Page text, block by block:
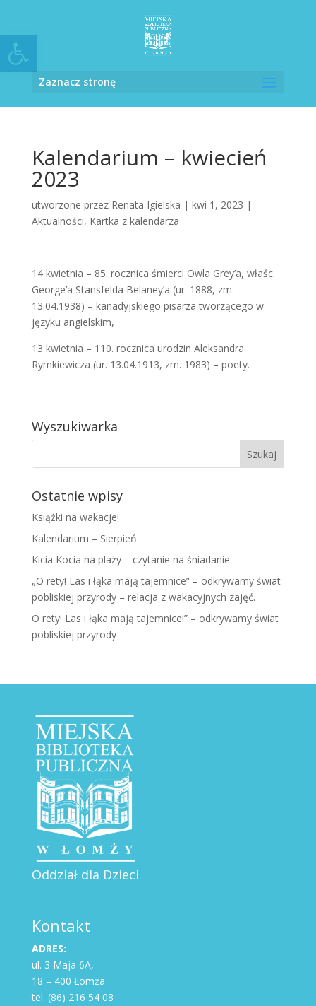
Otwórz pasek narzędzi
Zaznacz stronę
Kalendarium – kwiecień
2023
utworzone przez Renata Igielska | kwi 1, 2023 |
Aktualności, Kartka z kalendarza
14 kwietnia – 85. rocznica śmierci Owla Grey’a, właśc.
George’a Stansfelda Belaney’a (ur. 1888, zm.
13.04.1938) – kanadyjskiego pisarza tworzącego w
języku angielskim,
13 kwietnia – 110. rocznica urodzin Aleksandra
Rymkiewicza (ur. 13.04.1913, zm. 1983) – poety.
Wyszukiwarka
Ostatnie wpisy
Książki na wakacje!
Kalendarium – Sierpień
Kicia Kocia na plaży – czytanie na śniadanie
„O rety! Las i łąka mają tajemnice” – odkrywamy świat
pobliskiej przyrody – relacja z wakacyjnych zajęć.
O rety! Las i łąka mają tajemnice!” – odkrywamy świat
pobliskiej przyrody
Oddział dla Dzieci
Kontakt
ADRES:
ul. 3 Maja 6A,
18 – 400 Łomża
tel. (86) 216 54 08